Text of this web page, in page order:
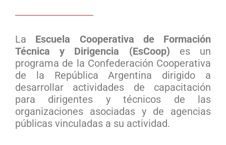
La Escuela Cooperativa de Formación
Técnica y Dirigencia (EsCoop) es un
programa de la Confederación Cooperativa
de la República Argentina dirigido a
desarrollar actividades de capacitación
para dirigentes y técnicos de las
organizaciones asociadas y de agencias
públicas vinculadas a su actividad.